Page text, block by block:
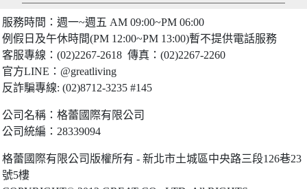
服務時間：週一~週五 AM 09:00~PM 06:00
例假日及午休時間(PM 12:00~PM 13:00)暫不提供電話服務
客服專線：(02)2267-2618 傳真：(02)2267-2260
官方LINE：@greatliving
反詐騙專線: (02)8712-3235 #145
公司名稱：格蕾國際有限公司
公司統編：28339094
格蕾國際有限公司版權所有 - 新北市土城區中央路三段126巷23
號5樓